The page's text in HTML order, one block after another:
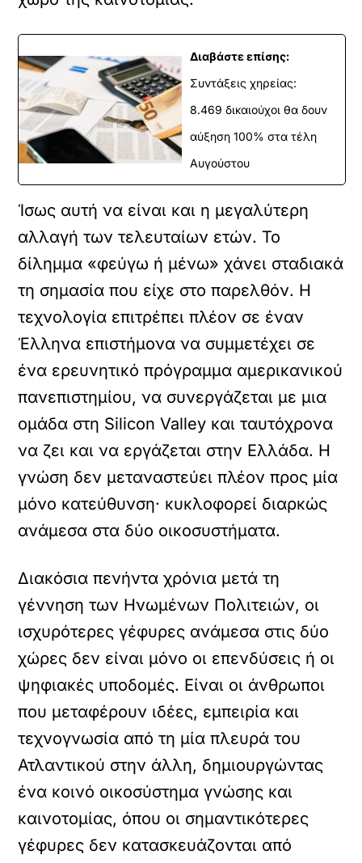
Διαβάστε επίσης:
Συντάξεις χηρείας:
8.469 δικαιούχοι θα δουν
αύξηση 100% στα τέλη
Αυγούστου
Ίσως αυτή να είναι και η μεγαλύτερη
αλλαγή των τελευταίων ετών. Το
δίλημμα «φεύγω ή μένω» χάνει σταδιακά
τη σημασία που είχε στο παρελθόν. Η
τεχνολογία επιτρέπει πλέον σε έναν
Έλληνα επιστήμονα να συμμετέχει σε
ένα ερευνητικό πρόγραμμα αμερικανικού
πανεπιστημίου, να συνεργάζεται με μια
ομάδα στη Silicon Valley και ταυτόχρονα
να ζει και να εργάζεται στην Ελλάδα. Η
γνώση δεν μεταναστεύει πλέον προς μία
μόνο κατεύθυνση· κυκλοφορεί διαρκώς
ανάμεσα στα δύο οικοσυστήματα.
Διακόσια πενήντα χρόνια μετά τη
γέννηση των Ηνωμένων Πολιτειών, οι
ισχυρότερες γέφυρες ανάμεσα στις δύο
χώρες δεν είναι μόνο οι επενδύσεις ή οι
ψηφιακές υποδομές. Είναι οι άνθρωποι
που μεταφέρουν ιδέες, εμπειρία και
τεχνογνωσία από τη μία πλευρά του
Ατλαντικού στην άλλη, δημιουργώντας
ένα κοινό οικοσύστημα γνώσης και
καινοτομίας, όπου οι σημαντικότερες
γέφυρες δεν κατασκευάζονται από